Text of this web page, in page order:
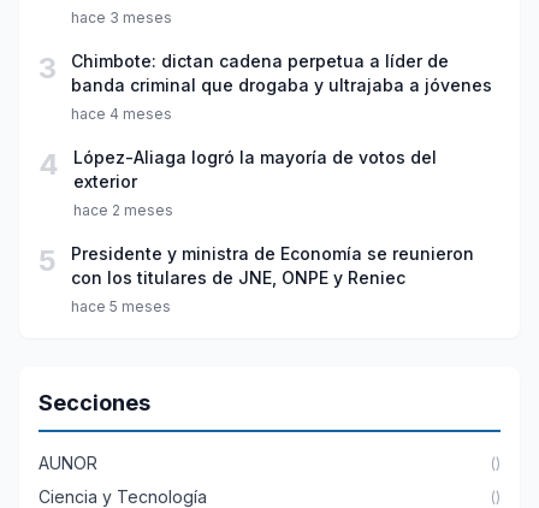
hace 3 meses
3
Chimbote: dictan cadena perpetua a líder de
banda criminal que drogaba y ultrajaba a jóvenes
hace 4 meses
4
López-Aliaga logró la mayoría de votos del
exterior
hace 2 meses
5
Presidente y ministra de Economía se reunieron
con los titulares de JNE, ONPE y Reniec
hace 5 meses
Secciones
AUNOR ()
Ciencia y Tecnología ()